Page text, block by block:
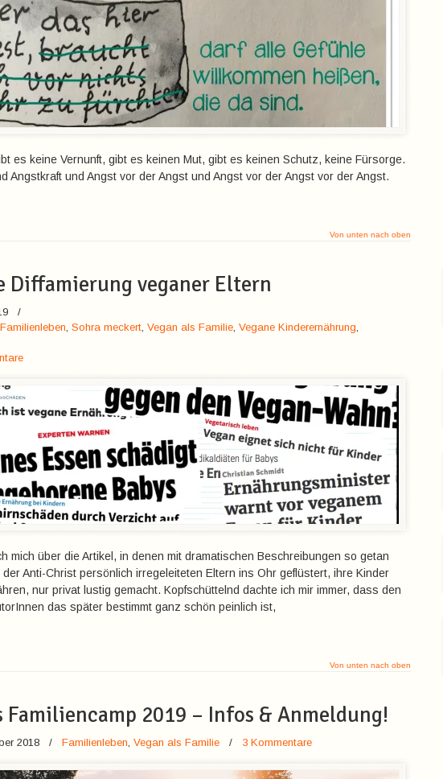
es keine Vernunft, gibt es keinen Mut, gibt es keinen Schutz, keine Fürsorge.
Angstkraft und Angst vor der Angst und Angst vor der Angst vor der Angst.
Von unten nach oben
Diffamierung veganer Eltern
/
Familienleben, Sohra meckert, Vegan als Familie, Vegane Kinderernährung,
mich über die Artikel, in denen mit dramatischen Beschreibungen so getan
Anti-Christ persönlich irregeleiteten Eltern ins Ohr geflüstert, ihre Kinder
nur privat lustig gemacht. Kopfschüttelnd dachte ich mir immer, dass den
das später bestimmt ganz schön peinlich ist,
Von unten nach oben
Familiencamp 2019 – Infos & Anmeldung!
2018 / Familienleben, Vegan als Familie / 3 Kommentare